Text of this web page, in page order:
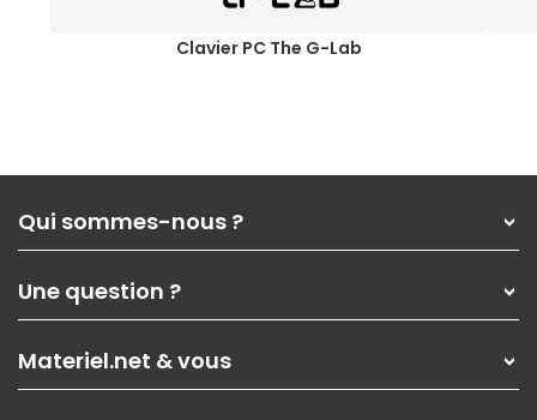
Clavier PC The G-Lab
Qui sommes-nous ?
Nos services
Les magasins Materiel.net
Nos solutions pour les pros
Contactez-nous
Une question ?
Paiement, livraison
Garanties,Pack Zen
Materiel.net & vous